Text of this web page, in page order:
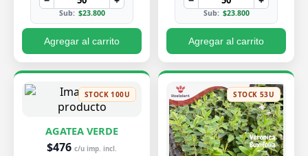
Sub: $23.800
Agregar al carrito
Sub: $23.800
Agregar al carrito
STOCK 100U
AGATEA VERDE
$476 c/u imp. incl.
STOCK 53U